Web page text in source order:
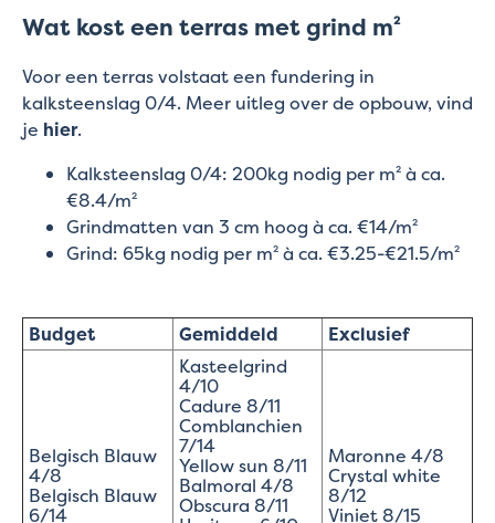
Wat kost een terras met grind m²
Voor een terras volstaat een fundering in
kalksteenslag 0/4. Meer uitleg over de opbouw, vind
je hier.
Kalksteenslag 0/4: 200kg nodig per m² à ca.
€8.4/m²
Grindmatten van 3 cm hoog à ca. €14/m²
Grind: 65kg nodig per m² à ca. €3.25-€21.5/m²
Budget Gemiddeld Exclusief
Belgisch Blauw
4/8
Belgisch Blauw
6/14
Kasteelgrind
4/10
Cadure 8/11
Comblanchien
7/14
Yellow sun 8/11
Balmoral 4/8
Obscura 8/11
Maronne 4/8
Crystal white
8/12
Viniet 8/15